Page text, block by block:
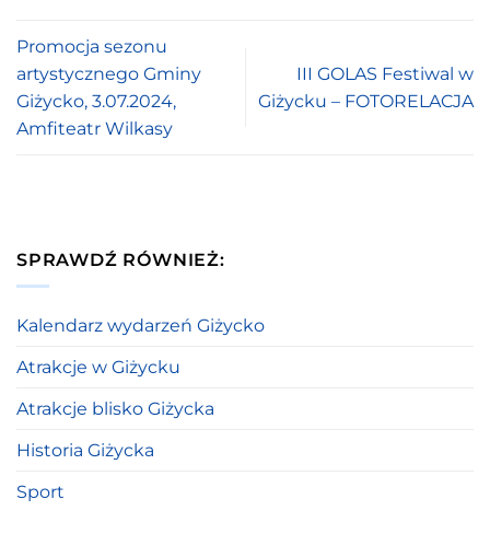
Promocja sezonu
artystycznego Gminy
Giżycko, 3.07.2024,
Amfiteatr Wilkasy
III GOLAS Festiwal w
Giżycku – FOTORELACJA
SPRAWDŹ RÓWNIEŻ:
Kalendarz wydarzeń Giżycko
Atrakcje w Giżycku
Atrakcje blisko Giżycka
Historia Giżycka
Sport